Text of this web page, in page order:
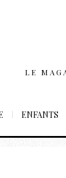
LE
ENFANTS